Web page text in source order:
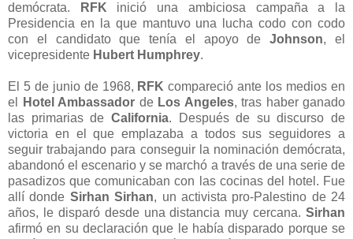
demócrata. RFK inició una ambiciosa campaña a la
Presidencia en la que mantuvo una lucha codo con codo
con el candidato que tenía el apoyo deJohnson, el
vicepresidente Hubert Humphrey.
El 5 de junio de 1968, RFK compareció ante los medios en
el
Hotel Ambassador de Los Angeles, tras haber ganado
las primarias de California. Después de su discurso de
victoria en el que emplazaba a todos sus seguidores a
seguir trabajando para conseguir la nominación demócrata,
abandonó el escenario y se marchó a través de una serie de
pasadizos que comunicaban con las cocinas del hotel. Fue
allí donde Sirhan Sirhan, un activista pro-Palestino de 24
años, le disparó desde una distancia muy cercana. Sirhan
afirmó en su declaración que le había disparado porque se